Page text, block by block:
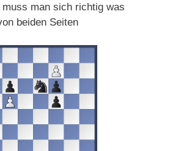
man sich richtig was
beiden Seiten